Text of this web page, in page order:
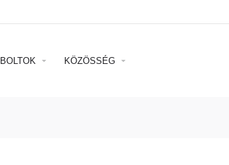
BOLTOK KÖZÖSSÉG